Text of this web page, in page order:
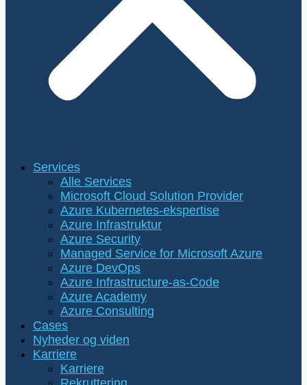
Services
Alle Services
Microsoft Cloud Solution Provider
Azure Kubernetes-ekspertise
Azure Infrastruktur
Azure Security
Managed Service for Microsoft Azure
Azure DevOps
Azure Infrastructure-as-Code
Azure Academy
Azure Consulting
Cases
Nyheder og viden
Karriere
Karriere